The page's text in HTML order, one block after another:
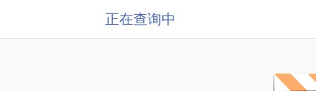
正在查询中